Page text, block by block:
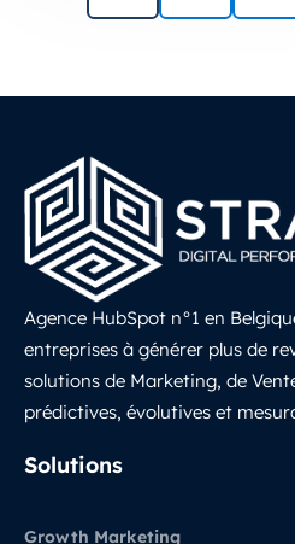
Agence HubSpot n°1 en
entreprises à générer plus de
solutions de Marketing, de
prédictives, évolutives et
Solutions
Growth Marketing